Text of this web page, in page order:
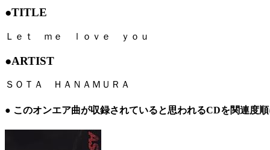
●TITLE
Ｌｅｔ ｍｅ ｌｏｖｅ ｙｏｕ
●ARTIST
ＳＯＴＡ ＨＡＮＡＭＵＲＡ
● このオンエア曲が収録されていると思われるCDを関連度